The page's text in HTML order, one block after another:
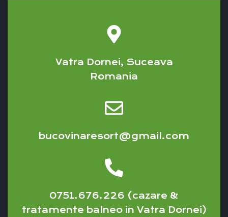
Vatra Dornei, Suceava
Romania
bucovinaresort@gmail.com
0751.676.226 (cazare &
tratamente balneo in Vatra Dornei)